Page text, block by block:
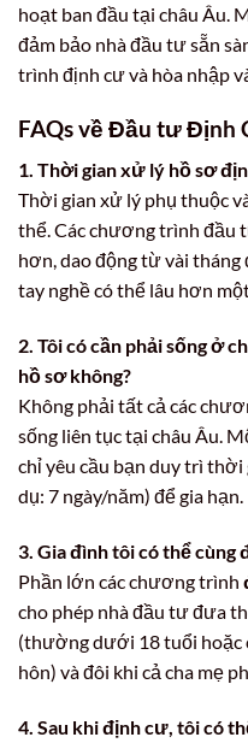
hoạt ban đầu tại châu Âu.
đảm bảo nhà đầu tư sẵn
trình định cư và hòa nhập
FAQs về Đầu tư Định
1. Thời gian xử lý hồ sơ
Thời gian xử lý phụ thuộc
thể. Các chương trình đầu
hơn, dao động từ vài
tay nghề có thể lâu hơn
2. Tôi có cần phải sống ở
hồ sơ không?
Không phải tất cả các
sống liên tục tại châu Âu.
chỉ yêu cầu bạn duy trì
dụ: 7 ngày/năm) để gia hạn.
3. Gia đình tôi có thể cùng
Phần lớn các chương trình
cho phép nhà đầu tư đưa
(thường dưới 18 tuổi hoặc
hôn) và đôi khi cả cha mẹ
4. Sau khi định cư, tôi có